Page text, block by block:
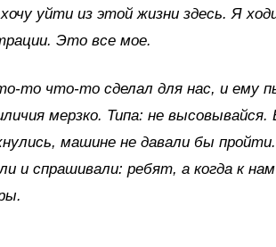
уйти из этой жизни здесь. Я
Это все мое.
то что-то сделал для нас, и ему
мерзко. Типа: не
машине не давали бы
и спрашивали: ребят, а когда к